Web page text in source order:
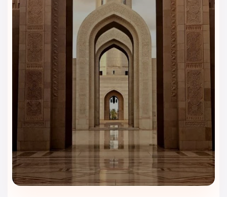
چرا هتل گلدن تولیپ هدینگتون
مسقط را با ویداگشت رزرو کنیم؟
رزروهتل گلدن تولیپ هدینگتونازویداگشت
انتخابی مطمئن برای
مسافرانی است که به‌دنبال اقامت شهری با خدمات استاندارد و
برنامه‌ریزی دقیق سفر به عمان هستند.
قیمت‌گذاری شفاف و به‌روز
ویداگشت نرخ واقعیهتل گلدن تولیپ هدینگتونرا بدون هزینه
پنهان ارائه می‌دهد تا با اطمینان و آرامش تصمیم بگیرید.
مشاوره دقیق قبل از رزرو